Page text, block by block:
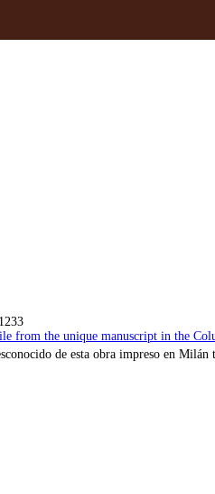
from the unique manuscript in the
de esta obra impreso en